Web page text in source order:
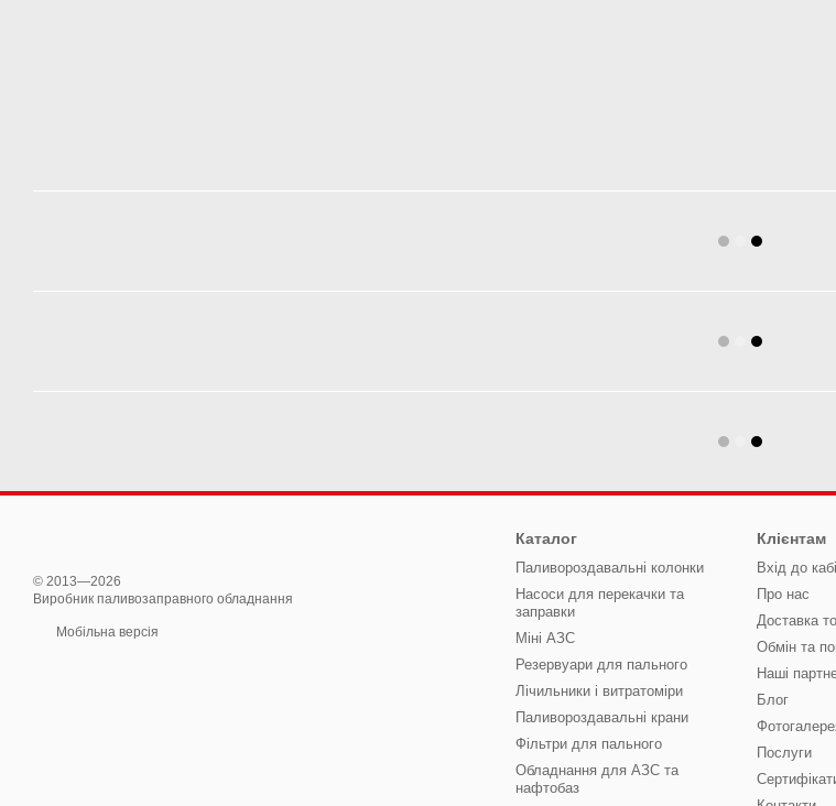
© 2013—2026
Виробник паливозаправного обладнання
Мобільна версія
Каталог
Паливороздавальні колонки
Насоси для перекачки та
заправки
Міні АЗС
Резервуари для пального
Лічильники і витратоміри
Паливороздавальні крани
Фільтри для пального
Обладнання для АЗС та
нафтобаз
Клієнтам
Вхід до
Про нас
Доставка
Обмін та
Наші
Блог
Послуги